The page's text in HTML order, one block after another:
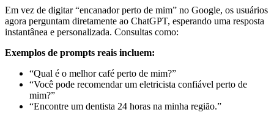
Em vez de digitar “encanador perto de mim” no Google, os usuários
agora perguntam diretamente ao ChatGPT, esperando uma resposta
instantânea e personalizada. Consultas como:
Exemplos de prompts reais incluem:
“Qual é o melhor café perto de mim?”
“Você pode recomendar um eletricista confiável perto de
mim?”
“Encontre um dentista 24 horas na minha região.”